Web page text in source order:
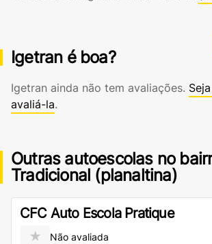
Igetran é boa?
Igetran ainda não tem avaliações.
avaliá-la.
Outras autoescolas no
Tradicional (planaltina)
CFC Auto Escola Pratique
★ Não avaliada